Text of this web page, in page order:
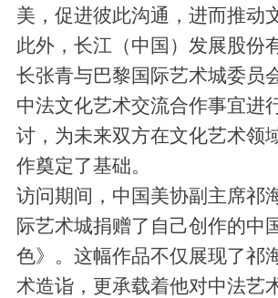
美，促进彼此沟通，进而推动
此外，长江（中国）发展股份
长张青与巴黎国际艺术城委员
中法文化艺术交流合作事宜进
讨，为未来双方在文化艺术领
作奠定了基础。
访问期间，中国美协副主席祁
际艺术城捐赠了自己创作的中
色》。这幅作品不仅展现了祁
术造诣，更承载着他对中法艺